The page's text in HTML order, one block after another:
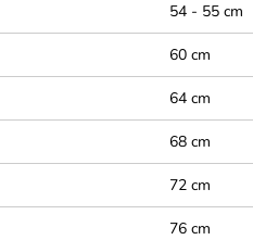
54 - 55 cm
60 cm
64 cm
68 cm
72 cm
76 cm